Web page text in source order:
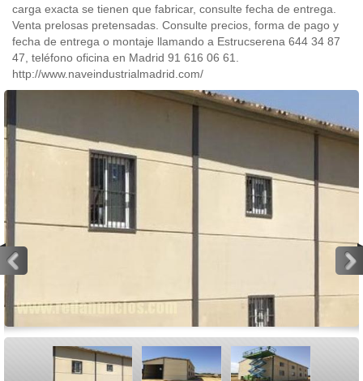
carga exacta se tienen que fabricar, consulte fecha de entrega.
Venta prelosas pretensadas. Consulte precios, forma de pago y
fecha de entrega o montaje llamando a Estrucserena 644 34 87
47, teléfono oficina en Madrid 91 616 06 61.
http://www.naveindustrialmadrid.com/